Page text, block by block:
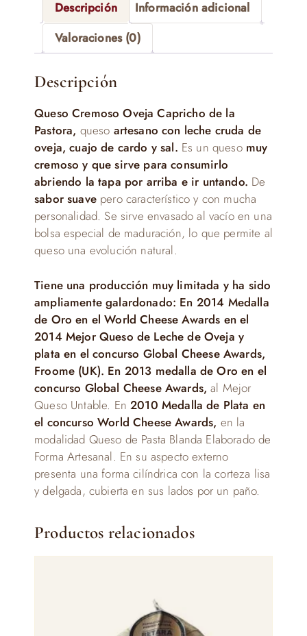
Descripción
Información adicional
Valoraciones (0)
Descripción
Queso Cremoso Oveja Capricho de la
Pastora, queso artesano con leche cruda de
oveja, cuajo de cardo y sal. Es un queso muy
cremoso y que sirve para consumirlo
abriendo la tapa por arriba e ir untando. De
sabor suavepero característico y con mucha
personalidad. Se sirve envasado al vacío en una
bolsa especial de maduración, lo que permite al
queso una evolución natural.
Tiene una producción muy limitada y ha sido
ampliamente galardonado: En 2014 Medalla
de Oro en el World Cheese Awards en el
2014 Mejor Queso de Leche de Oveja y
plata en el concurso Global Cheese Awards,
Froome (UK). En 2013 medalla de Oro en el
concurso Global Cheese Awards, al Mejor
Queso Untable. En2010 Medalla de Plata en
el concurso World Cheese Awards, en la
modalidad Queso de Pasta Blanda Elaborado de
Forma Artesanal. En su aspecto externo
presenta una forma cilíndrica con la corteza lisa
y delgada, cubierta en sus lados por un paño.
Productos relacionados